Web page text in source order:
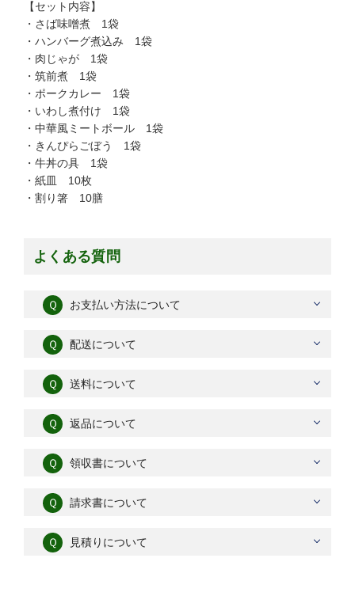
【セット内容】
・さば味噌煮 1袋
・ハンバーグ煮込み 1袋
・肉じゃが 1袋
・筑前煮 1袋
・ポークカレー 1袋
・いわし煮付け 1袋
・中華風ミートボール 1袋
・きんぴらごぼう 1袋
・牛丼の具 1袋
・紙皿 10枚
・割り箸 10膳
よくある質問
Ｑ お支払い方法について
Ｑ 配送について
Ｑ 送料について
Ｑ 返品について
Ｑ 領収書について
Ｑ 請求書について
Ｑ 見積りについて